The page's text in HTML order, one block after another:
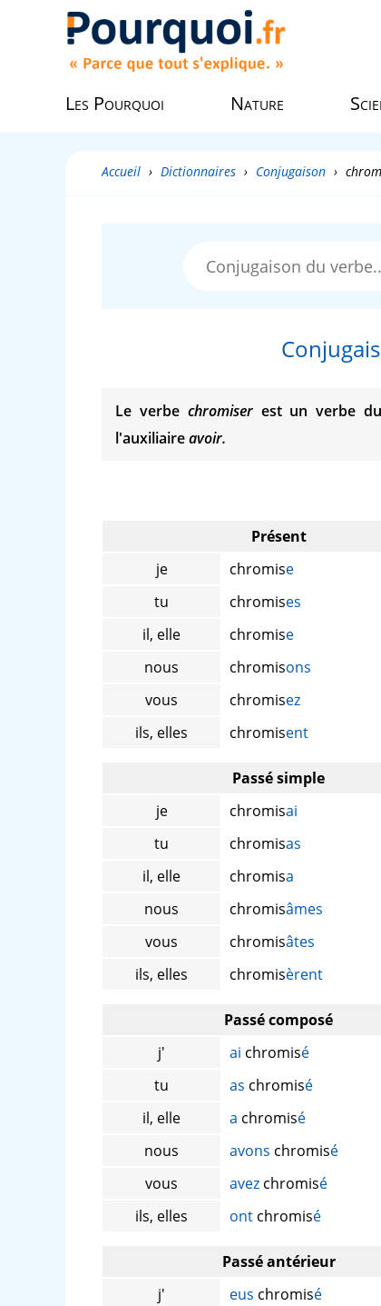
Les Pourquoi Nature
Accueil › Dictionnaires › Conjugaison ›
Le verbe chromiserest un verbe
l'auxiliaireavoir.
Présent
je
chromise
tu
chromises
il, elle
chromise
nous
chromisons
vous
chromisez
ils, elles
chromisent
Passé simple
je
chromisai
tu
chromisas
il, elle
chromisa
nous
chromisâmes
vous
chromisâtes
ils, elles
chromisèrent
Passé composé
j'
ai chromisé
tu
as chromisé
il, elle
a chromisé
nous
avons chromisé
vous
avez chromisé
ils, elles
ont chromisé
Passé antérieur
j'
eus chromisé